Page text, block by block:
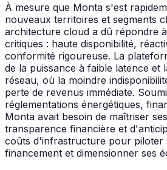
À mesure que Monta s'est
nouveaux territoires et segments
architecture cloud a dû répondre
critiques : haute disponibilité,
conformité rigoureuse. La
de la puissance à faible latence et
réseau, où la moindre
perte de revenus immédiate.
réglementations énergétiques,
Monta avait besoin de maîtriser
transparence financière et
coûts d'infrastructure pour piloter
financement et dimensionner ses